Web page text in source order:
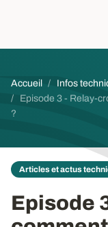
Fil d'Ariane
Accueil
Infos
Episode 3 - Relay-
?
Articles et actus
Episode